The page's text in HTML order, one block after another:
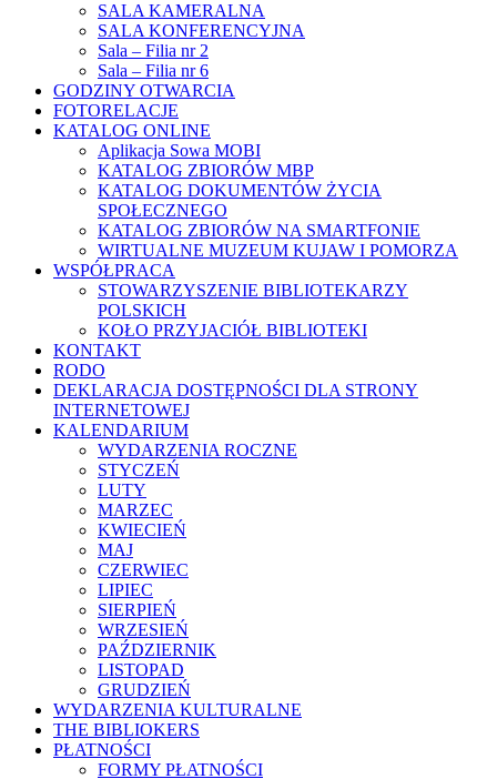
SALA KAMERALNA
SALA KONFERENCYJNA
Sala – Filia nr 2
Sala – Filia nr 6
GODZINY OTWARCIA
FOTORELACJE
KATALOG ONLINE
Aplikacja Sowa MOBI
KATALOG ZBIORÓW MBP
KATALOG DOKUMENTÓW ŻYCIA
SPOŁECZNEGO
KATALOG ZBIORÓW NA SMARTFONIE
WIRTUALNE MUZEUM KUJAW I POMORZA
WSPÓŁPRACA
STOWARZYSZENIE BIBLIOTEKARZY
POLSKICH
KOŁO PRZYJACIÓŁ BIBLIOTEKI
KONTAKT
RODO
DEKLARACJA DOSTĘPNOŚCI DLA STRONY
INTERNETOWEJ
KALENDARIUM
WYDARZENIA ROCZNE
STYCZEŃ
LUTY
MARZEC
KWIECIEŃ
MAJ
CZERWIEC
LIPIEC
SIERPIEŃ
WRZESIEŃ
PAŹDZIERNIK
LISTOPAD
GRUDZIEŃ
WYDARZENIA KULTURALNE
THE BIBLIOKERS
PŁATNOŚCI
FORMY PŁATNOŚCI